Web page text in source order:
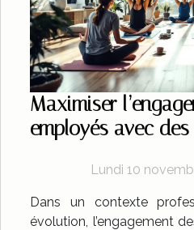
Maximiser
employés avec
Lundi 10
Dans un contexte
évolution, l’engagement